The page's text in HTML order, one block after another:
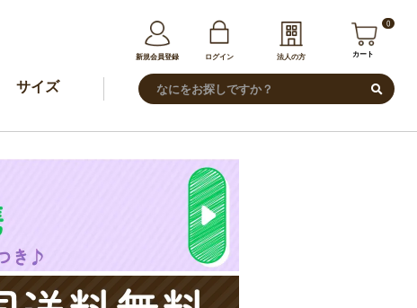
新規会員登録 ログイン 法人の方
0
カート
サイズ